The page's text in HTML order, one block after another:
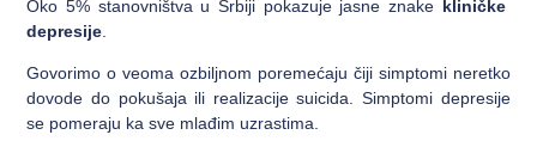
Oko 5% stanovništva u Srbiji pokazuje jasne znake kliničke
depresije
Govorimo o veoma ozbiljnom poremećaju čiji simptomi neretko
dovode do pokušaja ili realizacije suicida. Simptomi depresije
se pomeraju ka sve mlađim uzrastima.